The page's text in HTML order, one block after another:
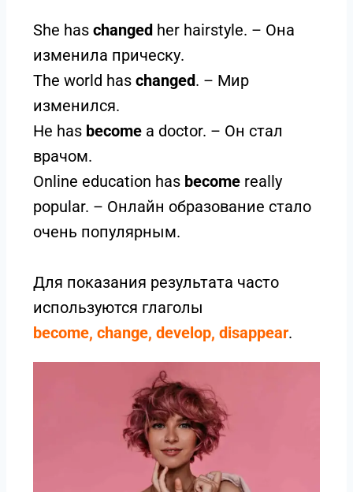
She has changed her hairstyle. – Она
изменила прическу.
The world has changed. – Мир
изменился.
He has become a doctor. – Он стал
врачом.
Online education has become really
popular. – Онлайн образование стало
очень популярным.
Для показания результата часто
используются глаголы
become, change, develop, disappear.